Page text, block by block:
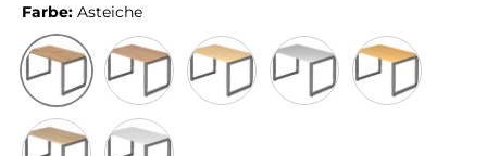
Farbe: Asteiche
Asteiche Nussbaum